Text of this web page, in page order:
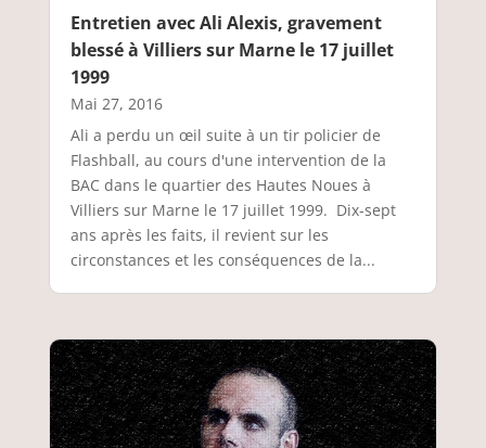
Entretien avec Ali Alexis, gravement
blessé à Villiers sur Marne le 17 juillet
1999
Mai 27, 2016
Ali a perdu un œil suite à un tir policier de
Flashball, au cours d'une intervention de la
BAC dans le quartier des Hautes Noues à
Villiers sur Marne le 17 juillet 1999. Dix-sept
ans après les faits, il revient sur les
circonstances et les conséquences de la...